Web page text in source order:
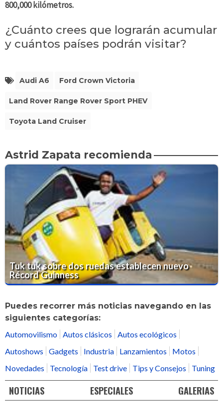
800,000 kilómetros.
¿Cuánto crees que lograrán acumular
y cuántos países podrán visitar?
Audi A6 Ford Crown Victoria
Land Rover Range Rover Sport PHEV
Toyota Land Cruiser
Astrid Zapata recomienda
Tuk tuk sobre dos ruedas establecen nuevo
Récord Guinness
Puedes recorrer más noticias navegando en las
siguientes categorías:
Automovilismo Autos clásicos
Autos ecológicos
Autoshows
Gadgets Industria Lanzamientos
Motos
Novedades
Tecnología Test drive Tips y Consejos Tuning
NOTICIAS ESPECIALES GALERIAS